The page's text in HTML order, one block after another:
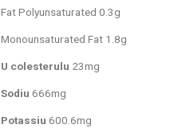
Fat Polyunsaturated 0.3g
Monounsaturated Fat 1.8g
U colesterulu 23mg
Sodiu 666mg
Potassiu 600.6mg